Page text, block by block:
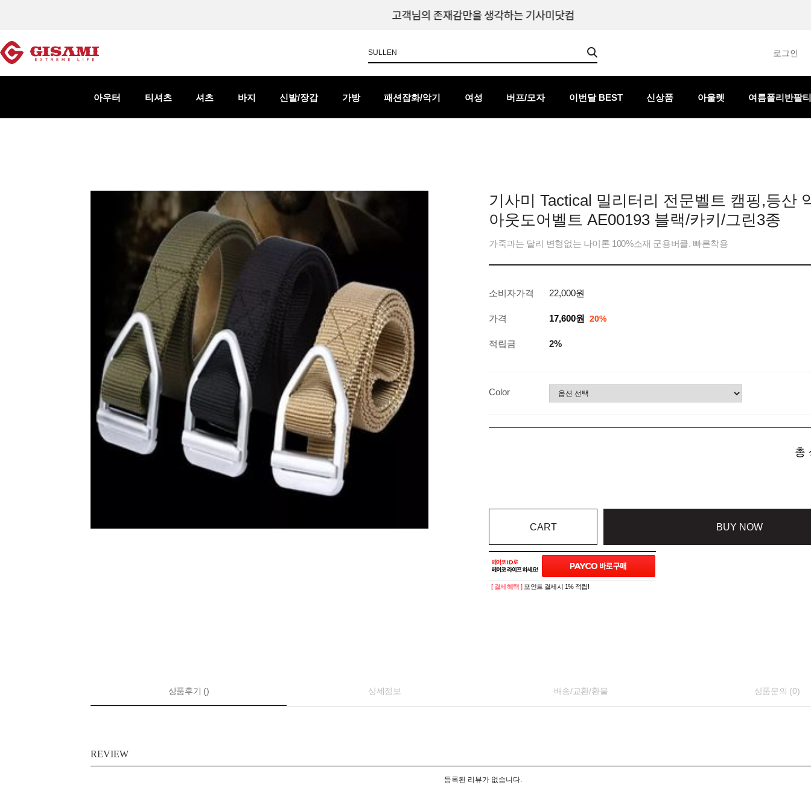
로그인
아우터 티셔츠 셔츠 바지 신발/장갑 가방 패션잡화/악기 여성 버프/모자 이번달 BEST 신상품 아울렛 여름폴리반팔
기사미 Tactical 밀리터리 전문벨트 캠핑,등산
아웃도어벨트 AE00193 블랙/카키/그린3종
가죽과는 달리 변형없는 나이론 100%소재 군용버클. 빠른착용
소비자가격 22,000원
가격 17,600원 20%
적립금 2%
Color
총
CART BUY NOW
[ 결제혜택 ] 포인트 결제시 1% 적립!
상품후기 () 상세정보 배송/교환/환불 상품문의 (0)
REVIEW
등록된 리뷰가 없습니다.